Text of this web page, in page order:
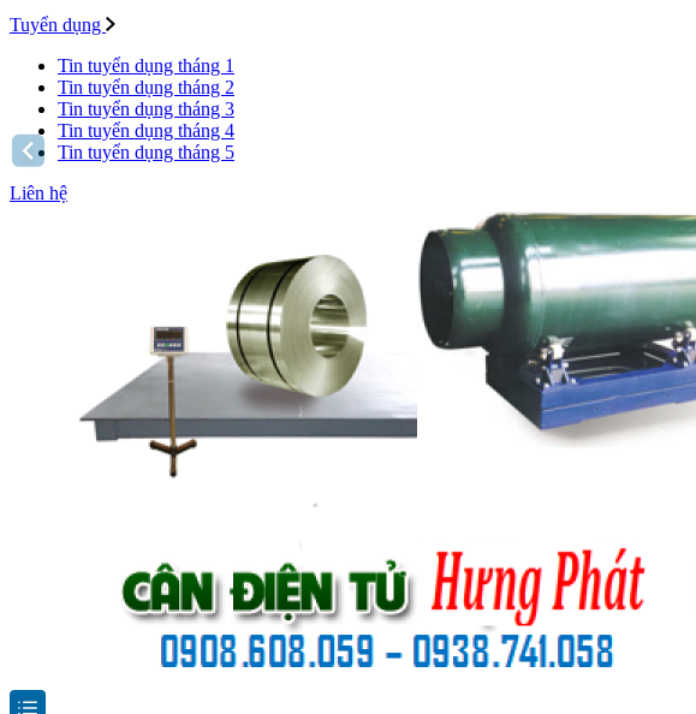
Tuyển dụng
Tin tuyển dụng tháng 1
Tin tuyển dụng tháng 2
Tin tuyển dụng tháng 3
Tin tuyển dụng tháng 4
Tin tuyển dụng tháng 5
Liên hệ